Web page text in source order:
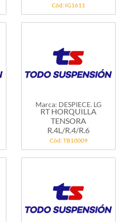
Cód: IG1611
Marca: DESPIECE. LG
RT HORQUILLA
TENSORA
R.4L/R.4/R.6
Cód: TB10009